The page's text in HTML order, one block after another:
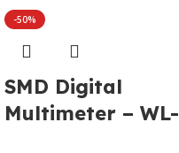
-50%
SMD Digital
Multimeter – WL-